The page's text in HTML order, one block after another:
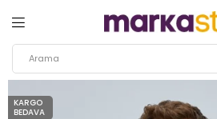
KARGO
BEDAVA